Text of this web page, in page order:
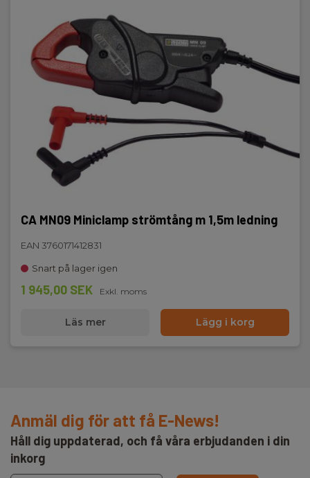
CA MN09 Miniclamp strömtång m 1,5m ledning
EAN 3760171412831
Snart på lager igen
1 945,00 SEK Exkl. moms
Läs mer Lägg i korg
Anmäl dig för att få E-News!
Håll dig uppdaterad, och få våra erbjudanden i din
inkorg